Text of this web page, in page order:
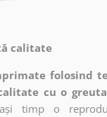
calitate
folosind
cu o
timp o